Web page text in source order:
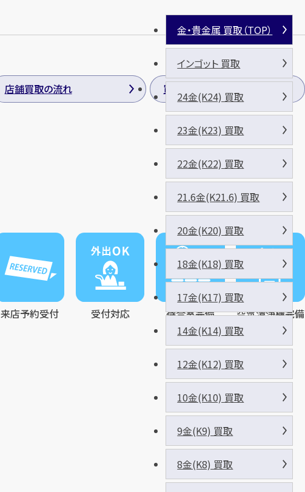
店舗買取の流れ 買取方法
来店予約受付 受付対応 待合室完備 空気清浄機完備
金・貴金属 買取（TOP）
インゴット 買取
24金(K24) 買取
23金(K23) 買取
22金(K22) 買取
21.6金(K21.6) 買取
20金(K20) 買取
18金(K18) 買取
17金(K17) 買取
14金(K14) 買取
12金(K12) 買取
10金(K10) 買取
9金(K9) 買取
8金(K8) 買取